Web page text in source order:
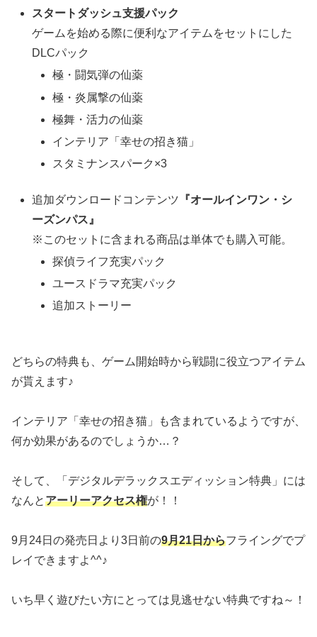
スタートダッシュ支援パック
ゲームを始める際に便利なアイテムをセットにした
DLCパック
極・闘気弾の仙薬
極・炎属撃の仙薬
極舞・活力の仙薬
インテリア「幸せの招き猫」
スタミナンスパーク×3
追加ダウンロードコンテンツ 『オールインワン・シ
ーズンパス』
※このセットに含まれる商品は単体でも購入可能。
探偵ライフ充実パック
ユースドラマ充実パック
追加ストーリー
どちらの特典も、ゲーム開始時から戦闘に役立つアイテム
が貰えます♪
インテリア「幸せの招き猫」も含まれているようですが、
何か効果があるのでしょうか…？
そして、「デジタルデラックスエディッション特典」には
なんとアーリーアクセス権が！！
9月24日の発売日より3日前の9月21日からフライングでプ
レイできますよ^^♪
いち早く遊びたい方にとっては見逃せない特典ですね～！